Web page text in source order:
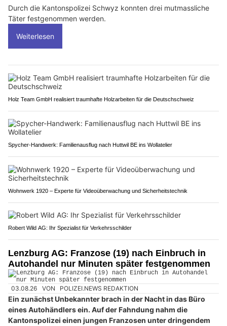
Durch die Kantonspolizei Schwyz konnten drei mutmassliche
Täter festgenommen werden.
Weiterlesen
Holz Team GmbH realisiert traumhafte Holzarbeiten für die Deutschschweiz
Spycher-Handwerk: Familienausflug nach Huttwil BE ins Wollatelier
Wohnwerk 1920 – Experte für Videoüberwachung und Sicherheitstechnik
Robert Wild AG: Ihr Spezialist für Verkehrsschilder
Lenzburg AG: Franzose (19) nach Einbruch in
Autohandel nur Minuten später festgenommen
03.08.26 VON POLIZEI.NEWS REDAKTION
Ein zunächst Unbekannter brach in der Nacht in das Büro
eines Autohändlers ein. Auf der Fahndung nahm die
Kantonspolizei einen jungen Franzosen unter dringendem